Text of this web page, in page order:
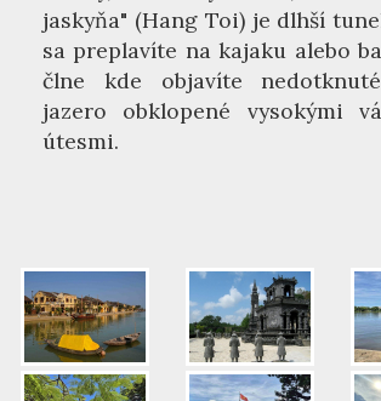
jaskyňa" (Hang Toi) je dlhší
sa preplavíte na kajaku alebo
člne kde objavíte
jazero obklopené vysokými
útesmi.